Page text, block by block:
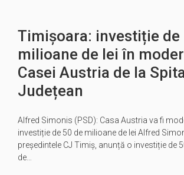
Timișoara: investiție de
milioane de lei în
Casei Austria de la
Județean
Alfred Simonis (PSD): Casa Austria va fi
investiție de 50 de milioane de lei Alfred
președintele CJ Timiș, anunță o investiție de
de…